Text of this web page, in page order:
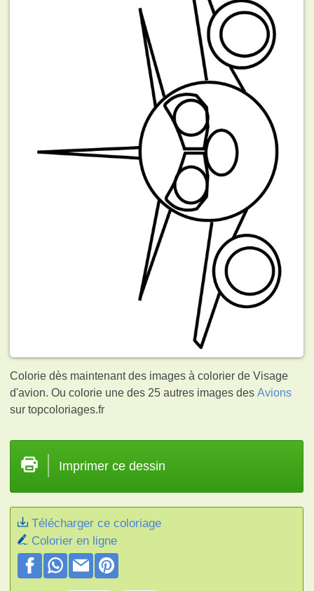
Colorie dès maintenant des images à colorier de Visage
d'avion. Ou colorie une des 25 autres images desAvions
sur topcoloriages.fr
Imprimer ce dessin
Télécharger ce coloriage
Colorier en ligne